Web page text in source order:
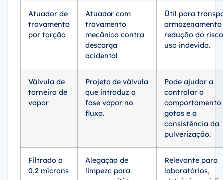
travamento
por torção
travamento
mecânico contra
descarga
acidental
armazenamento
redução do
uso indevido.
torneira de
vapor
que introduz a
fase vapor no
fluxo.
controlar o
comportamento
gotas e a
consistência da
pulverização.
0,2 mícrons
limpeza para
gases emitidos ou
laboratórios,
eletrônica